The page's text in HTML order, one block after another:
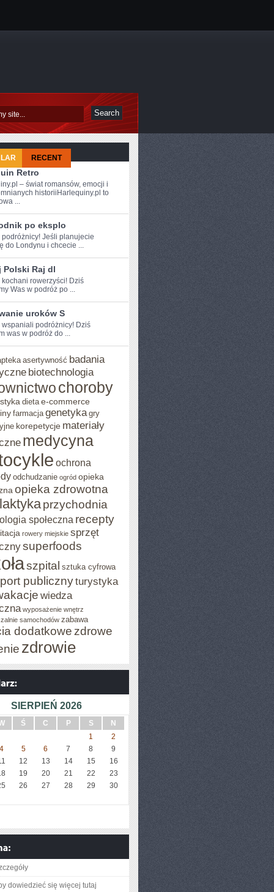
RECENT
Retro
– świat romansów, emocji i
historiiHarlequiny.pl to
...
po eksplo
⁤podróżnicy! Jeśli ‍planujecie
do Londynu i chcecie ...
Polski Raj dl
kochani rowerzyści! Dziś
Was w podróż po ...
uroków S
⁢wspaniali podróżnicy! Dziś⁢
was w‌ podróż ⁣do ...
asertywność badania
biotechnologia
choroby
dieta e-commerce
farmacja genetyka gry
korepetycje materiały
medycyna
ochrona
odchudzanie ogród opieka
opieka zdrowotna
przychodnia
społeczna recepty
rowery miejskie sprzęt
superfoods
szpital sztuka cyfrowa
publicznyturystyka
wiedza
wyposażenie wnętrz
samochodów zabawa
dodatkowe zdrowe
zdrowie
SIERPIEŃ 2026
Ś C P S
N
1
2
5 6 7 8
9
12 13 14 15
16
19 20 21 22
23
26 27 28 29 30
dowiedzieć się więcej tutaj